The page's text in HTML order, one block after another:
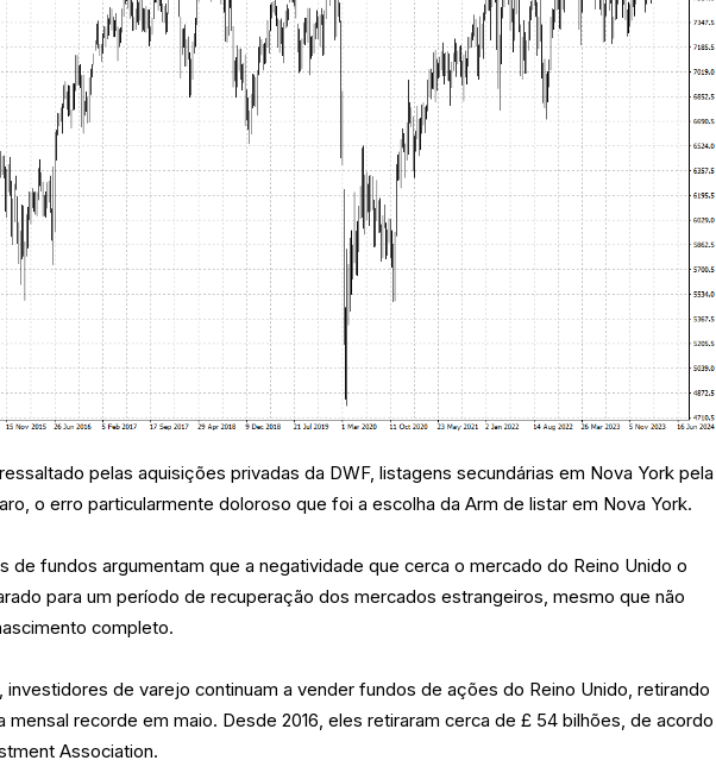
pelas aquisições privadas da DWF, listagens secundárias em Nova York pela
o erro particularmente doloroso que foi a escolha da Arm de listar em Nova York.
de fundos argumentam que a negatividade que cerca o mercado do Reino Unido o
para um período de recuperação dos mercados estrangeiros, mesmo que não
completo.
investidores de varejo continuam a vender fundos de ações do Reino Unido, retirando
mensal recorde em maio. Desde 2016, eles retiraram cerca de £ 54 bilhões, de acordo
Association.